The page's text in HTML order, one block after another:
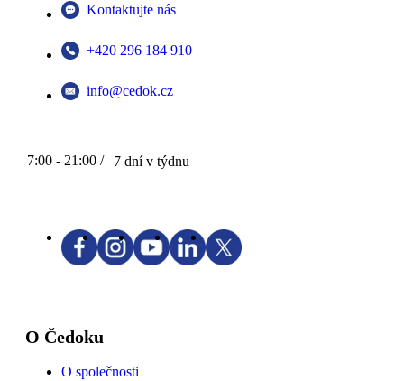
Kontaktujte nás
+420 296 184 910
info@cedok.cz
7:00 - 21:00 / 7 dní v týdnu
O Čedoku
O společnosti